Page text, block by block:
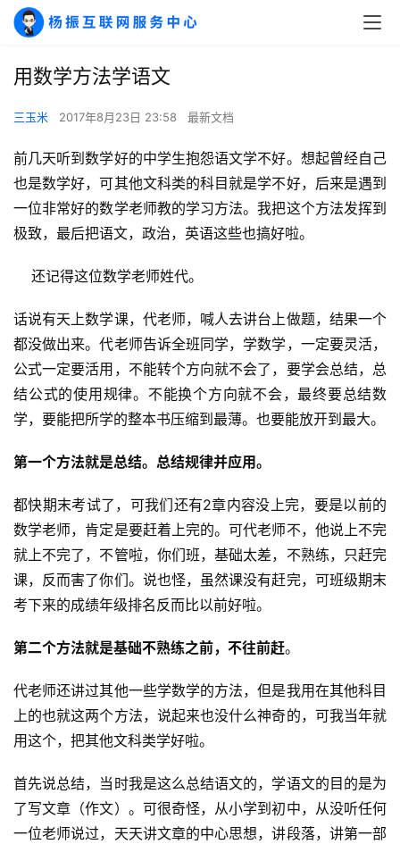
用数学方法学语文
三玉米 2017年8月23日 23:58 最新文档
前几天听到数学好的中学生抱怨语文学不好。想起曾经自己
也是数学好，可其他文科类的科目就是学不好，后来是遇到
一位非常好的数学老师教的学习方法。我把这个方法发挥到
极致，最后把语文，政治，英语这些也搞好啦。
还记得这位数学老师姓代。
话说有天上数学课，代老师，喊人去讲台上做题，结果一个
都没做出来。代老师告诉全班同学，学数学，一定要灵活，
公式一定要活用，不能转个方向就不会了，要学会总结，总
结公式的使用规律。不能换个方向就不会，最终要总结数
学，要能把所学的整本书压缩到最薄。也要能放开到最大。
第一个方法就是总结。总结规律并应用。
都快期末考试了，可我们还有2章内容没上完，要是以前的
数学老师，肯定是要赶着上完的。可代老师不，他说上不完
就上不完了，不管啦，你们班，基础太差，不熟练，只赶完
课，反而害了你们。说也怪，虽然课没有赶完，可班级期末
考下来的成绩年级排名反而比以前好啦。
第二个方法就是基础不熟练之前，不往前赶。
代老师还讲过其他一些学数学的方法，但是我用在其他科目
上的也就这两个方法，说起来也没什么神奇的，可我当年就
用这个，把其他文科类学好啦。
首先说总结，当时我是这么总结语文的，学语文的目的是为
了写文章（作文）。可很奇怪，从小学到初中，从没听任何
一位老师说过，天天讲文章的中心思想，讲段落，讲第一部